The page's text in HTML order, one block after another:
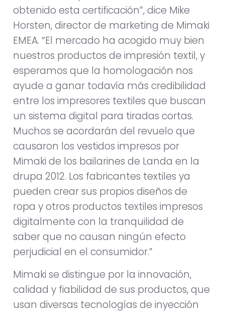
obtenido esta certificación”, dice Mike
Horsten, director de marketing de Mimaki
EMEA. “El mercado ha acogido muy bien
nuestros productos de impresión textil, y
esperamos que la homologación nos
ayude a ganar todavía más credibilidad
entre los impresores textiles que buscan
un sistema digital para tiradas cortas.
Muchos se acordarán del revuelo que
causaron los vestidos impresos por
Mimaki de los bailarines de Landa en la
drupa 2012. Los fabricantes textiles ya
pueden crear sus propios diseños de
ropa y otros productos textiles impresos
digitalmente con la tranquilidad de
saber que no causan ningún efecto
perjudicial en el consumidor.”
Mimaki se distingue por la innovación,
calidad y fiabilidad de sus productos, que
usan diversas tecnologías de inyección